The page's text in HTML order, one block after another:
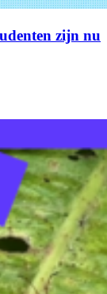
zijn nu